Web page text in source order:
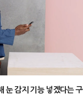
눈 감지 기능 넣겠다는